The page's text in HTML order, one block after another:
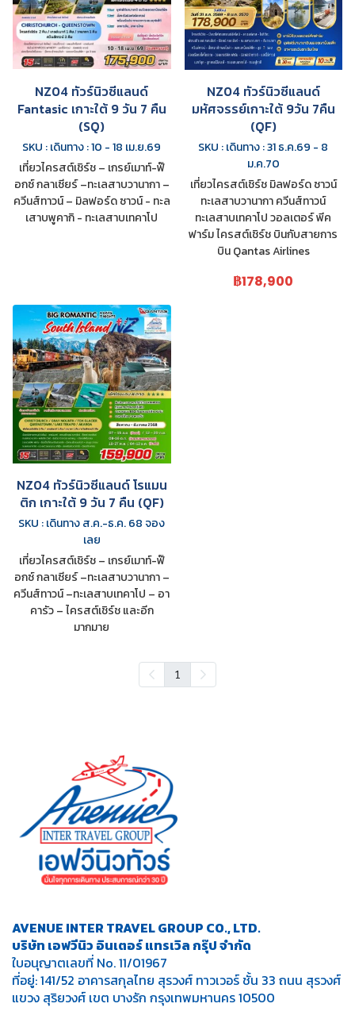
NZ04 ทัวร์นิวซีแลนด์
Fantasic เกาะใต้ 9 วัน 7 คืน
(SQ)
SKU : เดินทาง : 10 - 18 เม.ย.69
เที่ยวไครสต์เชิร์ช – เกรย์เมาท์-ฟ๊
อกซ์ กลาเซียร์ –ทะเลสาบวานากา –
ควีนส์ทาวน์ – มิลฟอร์ด ซาวน์ - ทะล
เสาบพูคากิ - ทะเลสาบเทคาโป
NZ04 ทัวร์นิวซีแลนด์
มหัศจรรย์เกาะใต้ 9วัน 7คืน
(QF)
SKU : เดินทาง : 31 ธ.ค.69 - 8
ม.ค.70
เที่ยวไครสต์เชิร์ช มิลฟอร์ด ซาวน์
ทะเลสาบวานากา ควีนส์ทาวน์
ทะเลสาบเทคาโป วอลเตอร์ พีค
ฟาร์ม ไครสต์เชิร์ช บินกับสายการ
บิน Qantas Airlines
฿178,900
NZ04 ทัวร์นิวซีแลนด์ โรแมน
ติก เกาะใต้ 9 วัน 7 คืน (QF)
SKU : เดินทาง ส.ค.-ธ.ค. 68 จอง
เลย
เที่ยวไครสต์เชิร์ช – เกรย์เมาท์-ฟ๊
อกซ์ กลาเซียร์ –ทะเลสาบวานากา –
ควีนส์ทาวน์ –ทะเลสาบเทคาโป – อา
คารัว – ไครสต์เชิร์ช และอีก
มากมาย
1
AVENUE INTER TRAVEL GROUP CO., LTD.
บริษัท เอฟวีนิว อินเตอร์ แทรเวิล กรุ๊ป จำกัด
ใบอนุญาตเลขที่ No. 11/01967
ที่อยู่: 141/52 อาคารสกุลไทย สุรวงศ์ ทาวเวอร์ ชั้น 33 ถนน สุรวงศ์
แขวง สุริยวงศ์ เขต บางรัก กรุงเทพมหานคร 10500